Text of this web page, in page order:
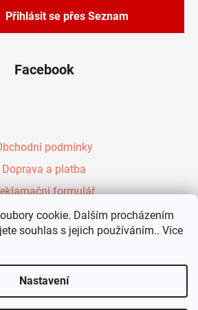
cookie. Dalším procházením
souhlas s jejich používáním.. Více
Nastavení
Přihlásit se přes Seznam
Facebook
podmínky
Doprava a platba
formulář
Evy Kiedroňové
Vzdělávání rodičů